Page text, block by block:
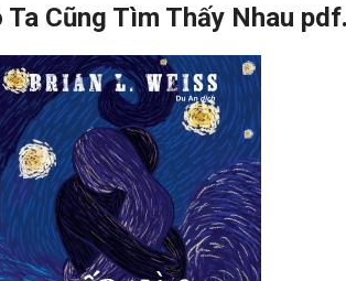
Cũng Tìm Thấy Nhau pdf.